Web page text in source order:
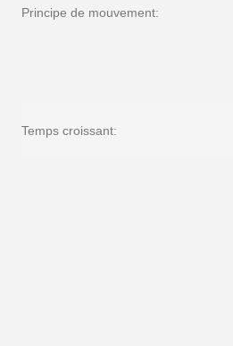
Principe de mouvement:
Temps croissant: